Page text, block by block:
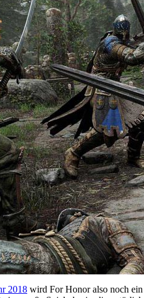
2018 wird For Honor also noch ein